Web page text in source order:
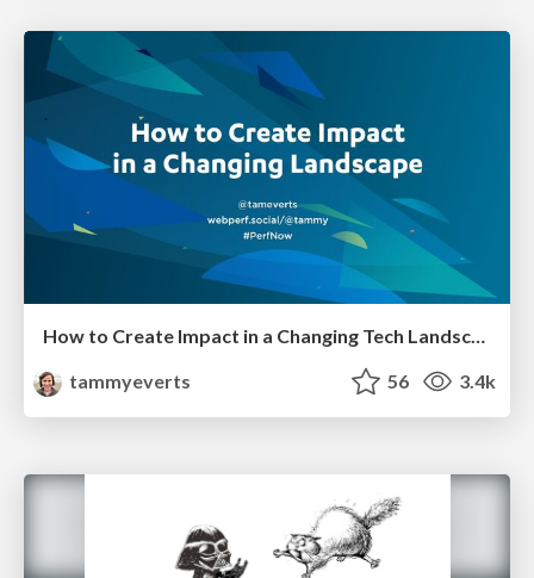
How to Create Impact in a Changing Tech Landscape [PerfNow 2023]
tammyeverts
56 3.4k